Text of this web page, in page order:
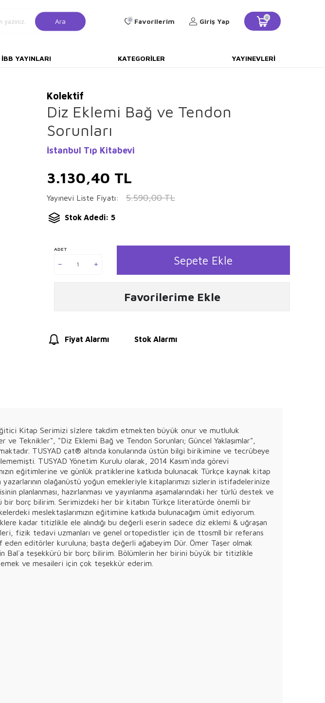
Ara 0 Favorilerim Giriş Yap 0
İBB YAYINLARI KATEGORILER YAYINEVLERI
Kolektif
Diz Eklemi Bağ ve Tendon
Sorunları
İstanbul Tıp Kitabevi
3.130,40 TL
Yayınevi Liste Fiyatı: 5.590,00TL
Stok Adedi: 5
ADET
Sepete Ekle
Favorilerime Ekle
Fiyat Alarmı Stok Alarmı
Kitap Serimizi sîzlere takdim etmekten büyük onur ve mutluluk
Teknikler", "Diz Eklemi Bağ ve Tendon Sorunları; Güncel Yaklaşımlar",
TUSYAD çat® altında konularında üstün bilgi birikimine ve tecrübeye
TUSYAD Yönetim Kurulu olarak, 2014 Kasım`ında görevi
eğitimlerine ve günlük pratiklerine katkıda bulunacak Türkçe kaynak kitap
olağanüstü yoğun emekleriyle kitaplarımızı sizlerin istifadelerinize
planlanması, hazırlanması ve yayınlanma aşamalarındaki her türlü destek ve
bir borç bilirim. Serimizdeki her bir kitabın Türkçe literatürde önemli bir
meslektaşlarımızın eğitimine katkıda bulunacağım ümit ediyorum.
kadar titizlikle ele alındığı bu değerli eserin sadece diz eklemi & uğraşan
fizik tedavi uzmanları ve genel ortopedistler için de ttosmll bir referans
eden editörler kuruluna; başta değerli ağabeyim Dür. Ömer Taşer olmak
Bal`a teşekkürü bir borç bilirim. Bölümlerin her birini büyük bir titizlikle
ve mesaileri için çok teşekkür ederim.